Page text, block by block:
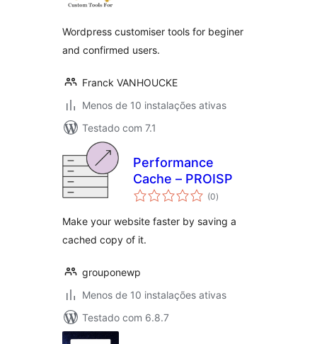
Wordpress customiser tools for beginer
and confirmed users.
Franck VANHOUCKE
Menos de 10 instalações ativas
Testado com 7.1
Performance
Cache – PROISP
(0avaliações
totais
)
Make your website faster by saving a
cached copy of it.
grouponewp
Menos de 10 instalações ativas
Testado com 6.8.7